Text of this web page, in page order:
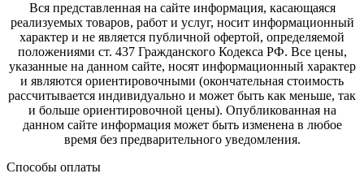
Вся представленная на сайте информация, касающаяся
реализуемых товаров, работ и услуг, носит информационный
характер и не является публичной офертой, определяемой
положениями ст. 437 Гражданского Кодекса РФ. Все цены,
указанные на данном сайте, носят информационный характер
и являются ориентировочными (окончательная стоимость
рассчитывается индивидуально и может быть как меньше, так
и больше ориентировочной цены). Опубликованная на
данном сайте информация может быть изменена в любое
время без предварительного уведомления.
Способы оплаты